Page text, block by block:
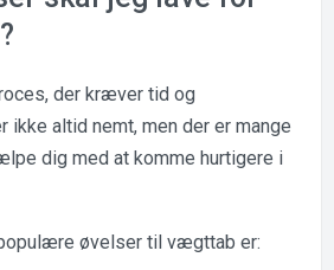
der kræver tid og
ikke altid nemt, men der er mange
dig med at komme hurtigere i
øvelser til vægttab er: